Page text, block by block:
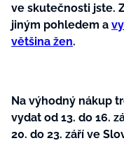
ve skutečnosti jste.
jiným pohledem a v
většina žen.
Na výhodný nákup
vydat od 13. do 16.
20. do 23. září ve